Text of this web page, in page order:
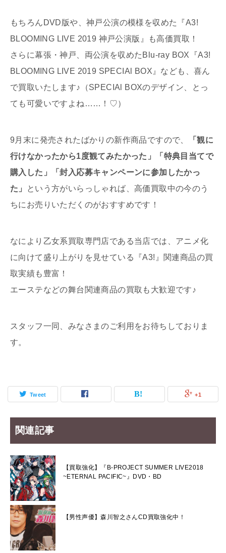
もちろんDVD版や、神戸公演の模様を収めた『A3!
BLOOMING LIVE 2019 神戸公演版』も高価買取！
さらに幕張・神戸、両公演を収めたBlu-ray BOX『A3!
BLOOMING LIVE 2019 SPECIAl BOX』なども、喜ん
で買取いたします♪（SPECIAl BOXのデザイン、とっ
ても可愛いですよね……！♡）
9月末に発売されたばかりの新作商品ですので、
「観に
行けなかったから1度観てみたかった」「特典目当てで
購入した」「封入応募キャンペーンに参加したかっ
た」
という方がいらっしゃれば、高価買取中の今のう
ちにお売りいただくのがおすすめです！
なにより乙女系買取専門店である当店では、アニメ化
に向けて盛り上がりを見せている『A3!』関連商品の買
取実績も豊富！
エーステなどの舞台関連商品の買取も大歓迎です♪
スタッフ一同、みなさまのご利用をお待ちしておりま
す。
Tweet +1
関連記事
【買取強化】『B-PROJECT SUMMER LIVE2018
~ETERNAL PACIFIC~』DVD・BD
【男性声優】森川智之さんCD買取強化中！